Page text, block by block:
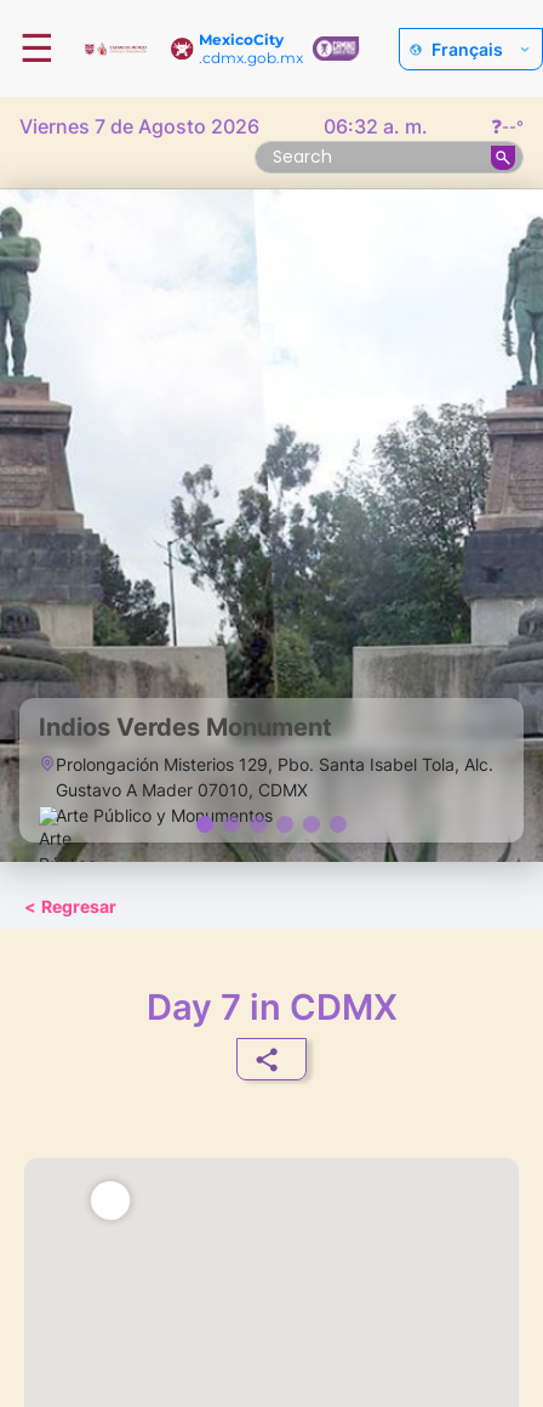
MexicoCity
.cdmx.gob.mx
☰ Français
Viernes 7 de Agosto 2026 06:32 a. m. ❓--°
Indios Verdes Monument
Prolongación Misterios 129, Pbo. Santa Isabel Tola, Alc.
Gustavo A Mader 07010, CDMX
Arte Público y Monumentos
< Regresar
Day 7 in CDMX